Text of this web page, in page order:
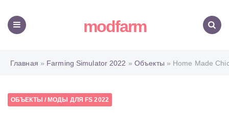
modfarm
Главная » Farming Simulator 2022 » Объекты » Home Made
ОБЪЕКТЫ / МОДЫ ДЛЯ FS 2022